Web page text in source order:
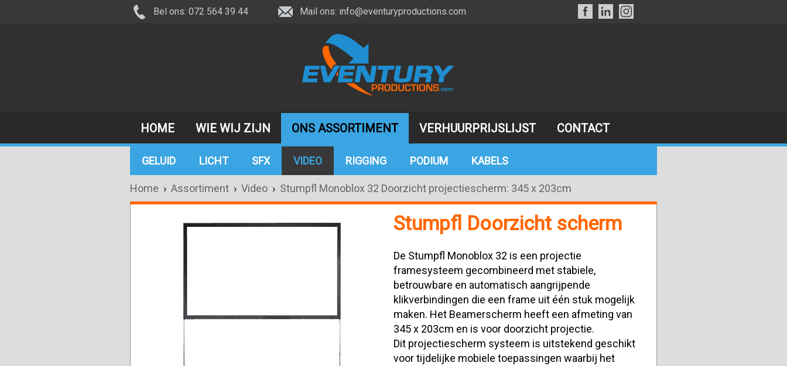
Bel ons: 072 564 39 44 Mail ons: info@eventuryproductions.com
HOME WIE WIJ ZIJN ONS ASSORTIMENT VERHUURPRIJSLIJST CONTACT
GELUID LICHT SFX VIDEO RIGGING PODIUM KABELS
Home › Assortiment › Video › Stumpfl Monoblox 32 Doorzicht projectiescherm: 345 x 203cm
Stumpfl Doorzicht scherm
De Stumpfl Monoblox 32 is een projectie
framesysteem gecombineerd met stabiele,
betrouwbare en automatisch aangrijpende
klikverbindingen die een frame uit één stuk mogelijk
maken. Het Beamerscherm heeft een afmeting van
345 x 203cm en is voor doorzicht projectie.
Dit projectiescherm systeem is uitstekend geschikt
voor tijdelijke mobiele toepassingen waarbij het